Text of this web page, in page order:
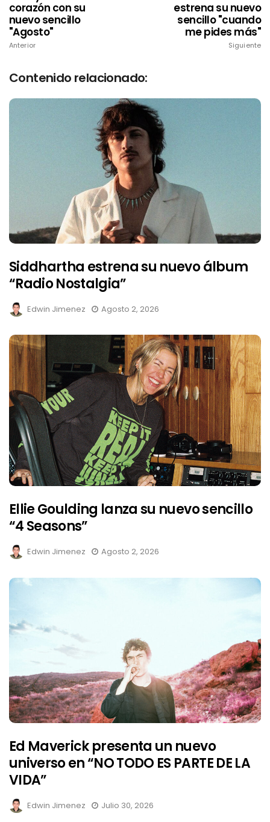
corazón con su
nuevo sencillo
"Agosto"
Anterior
estrena su nuevo
sencillo "cuando
me pides más"
Siguiente
Contenido relacionado:
Siddhartha estrena su nuevo álbum
“Radio Nostalgia”
Edwin Jimenez Agosto 2, 2026
Ellie Goulding lanza su nuevo sencillo
“4 Seasons”
Edwin Jimenez Agosto 2, 2026
Ed Maverick presenta un nuevo
universo en “NO TODO ES PARTE DE LA
VIDA”
Edwin Jimenez Julio 30, 2026